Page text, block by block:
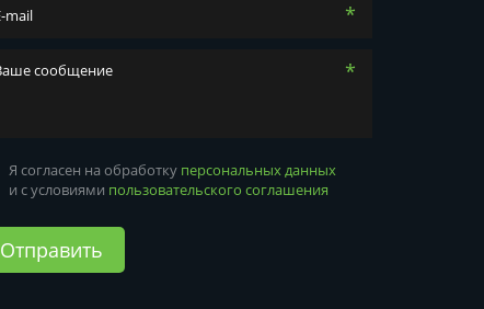
*
*
Я согласен на обработку персональных данных
и с условиями пользовательского соглашения
Отправить